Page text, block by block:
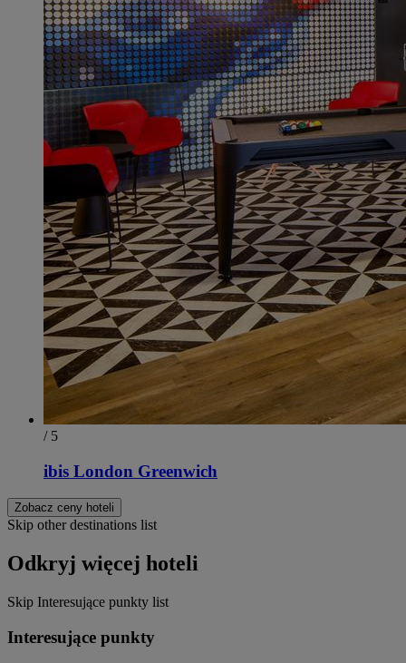
/ 5
ibis London Greenwich
Zobacz ceny hoteli
Skip other destinations list
Odkryj więcej hoteli
Skip Interesujące punkty list
Interesujące punkty